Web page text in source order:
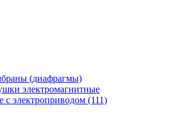
(диафрагмы)
электромагнитные
электроприводом (111)